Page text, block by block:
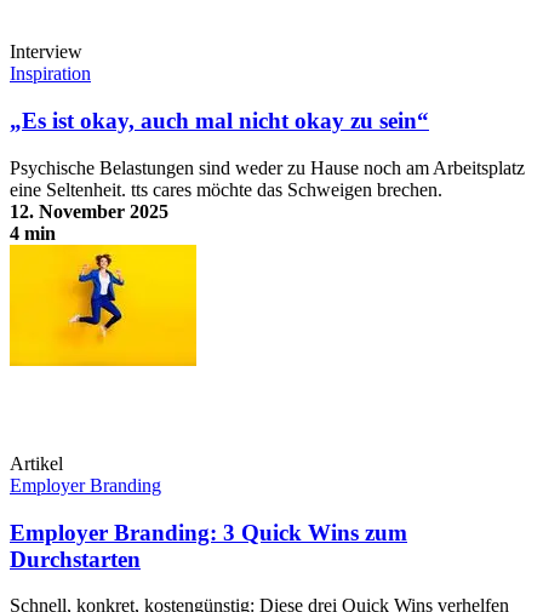
Interview
Inspiration
„Es ist okay, auch mal nicht okay zu sein“
Psychische Belastungen sind weder zu Hause noch am Arbeitsplatz
eine Seltenheit. tts cares möchte das Schweigen brechen.
12. November 2025
4 min
„Es ist okay, auch mal nicht okay zu sein“
Artikel
Employer Branding
Employer Branding: 3 Quick Wins zum
Durchstarten
Schnell, konkret, kostengünstig: Diese drei Quick Wins verhelfen